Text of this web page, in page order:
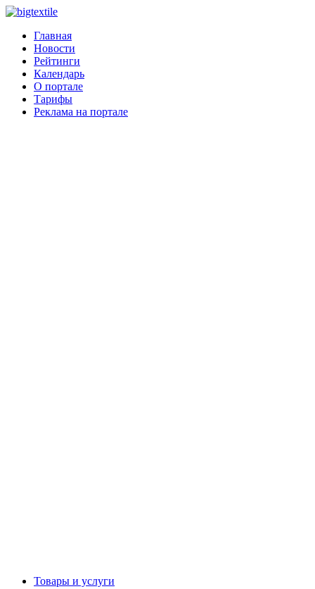
Главная
Новости
Рейтинги
Календарь
О портале
Тарифы
Реклама на портале
Товары и услуги